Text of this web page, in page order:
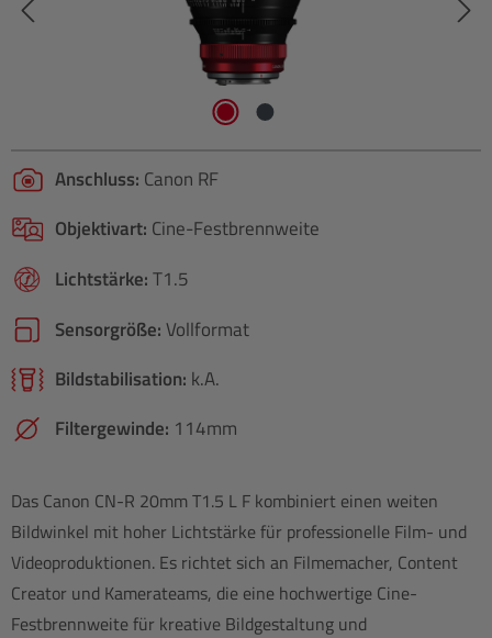
Anschluss: Canon RF
Objektivart: Cine-Festbrennweite
Lichtstärke:T1.5
Sensorgröße:Vollformat
Bildstabilisation: k.A.
Filtergewinde: 114mm
Das Canon CN-R 20mm T1.5 L F kombiniert einen weiten
Bildwinkel mit hoher Lichtstärke für professionelle Film- und
Videoproduktionen. Es richtet sich an Filmemacher, Content
Creator und Kamerateams, die eine hochwertige Cine-
Festbrennweite für kreative Bildgestaltung und